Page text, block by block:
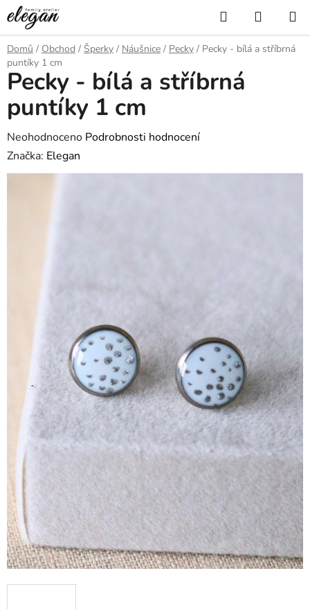
Přejít
na
obsah
Hledat
KOŠÍK
Domů / Obchod / Šperky / Náušnice / Pecky / Pecky - bílá a stříbrná
puntíky 1 cm
Pecky - bílá a stříbrná
puntíky 1 cm
Průměrné
hodnocení
produktu
Neohodnoceno Podrobnosti hodnocení
Značka: Elegan